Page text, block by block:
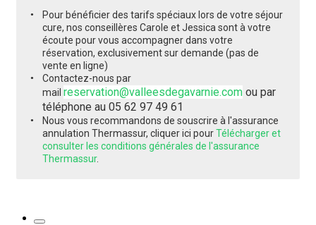
Pour bénéficier des tarifs spéciaux lors de votre séjour
cure, nos conseillères Carole et Jessica sont à votre
écoute pour vous accompagner dans votre
réservation, exclusivement sur demande (pas de
vente en ligne)
Contactez-nous par
mail reservation@valleesdegavarnie.comou par
téléphone au 05 62 97 49 61
Nous vous recommandons de souscrire à l'assurance
annulation Thermassur, cliquer ici pourTélécharger et
consulter les conditions générales de l'assurance
Thermassur.